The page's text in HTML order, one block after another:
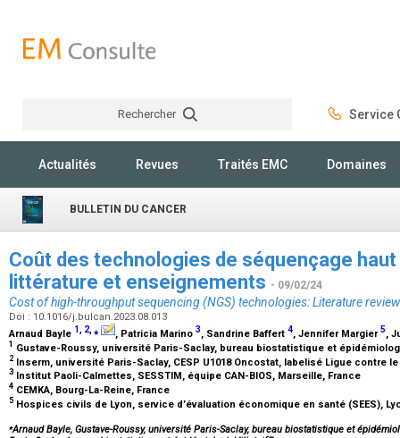
Rechercher Service
Actualités Revues Traités EMC Domaines
BULLETIN DU CANCER
Coût des technologies de séquençage haut
littérature et enseignements - 09/02/24
Cost of high-throughput sequencing (NGS) technologies: Literature
Doi : 10.1016/j.bulcan.2023.08.013
Arnaud Bayle 1, 2,⁎ , Patricia Marino 3, Sandrine Baffert 4, Jennifer Margier5,
1 Gustave-Roussy, université Paris-Saclay, bureau biostatistique et
2 Inserm, université Paris-Saclay, CESP U1018 Oncostat, labelisé Ligue contre
3 Institut Paoli-Calmettes, SESSTIM, équipe CAN-BIOS, Marseille, France
4 CEMKA, Bourg-La-Reine, France
5 Hospices civils de Lyon, service d’évaluation économique en santé (SEES),
⁎Arnaud Bayle, Gustave-Roussy, université Paris-Saclay, bureau biostatistique et